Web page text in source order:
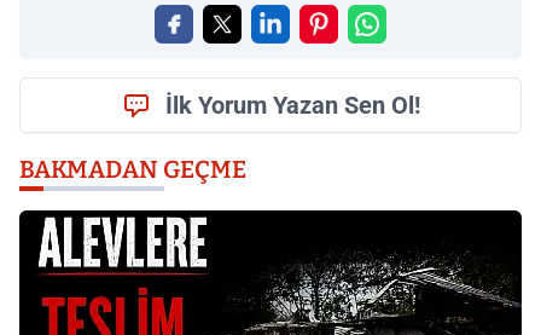
İlk Yorum Yazan Sen Ol!
BAKMADAN GEÇME